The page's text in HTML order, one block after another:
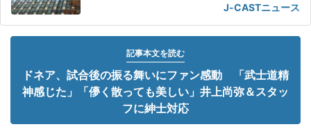
J-CASTニュース
記事本文を読む
ドネア、試合後の振る舞いにファン感動 「武士道精
神感じた」「儚く散っても美しい」井上尚弥＆スタッ
フに紳士対応